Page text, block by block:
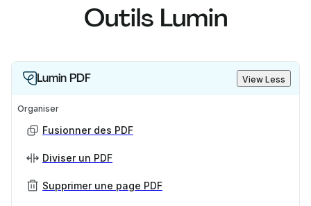
Outils Lumin
Lumin PDF View Less
Organiser
Fusionner des PDF
Diviser un PDF
Supprimer une page PDF